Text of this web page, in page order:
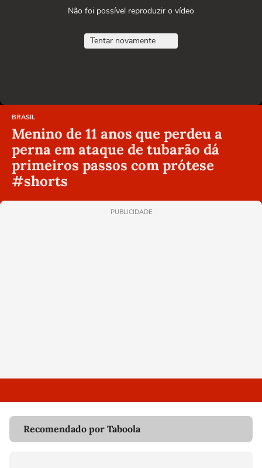
Não foi possível reproduzir o vídeo
Tentar novamente
BRASIL
Menino de 11 anos que perdeu a
perna em ataque de tubarão dá
primeiros passos com prótese
#shorts
PUBLICIDADE
Recomendado por Taboola